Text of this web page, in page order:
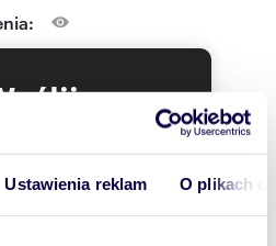
Ustawienia reklam O plikach